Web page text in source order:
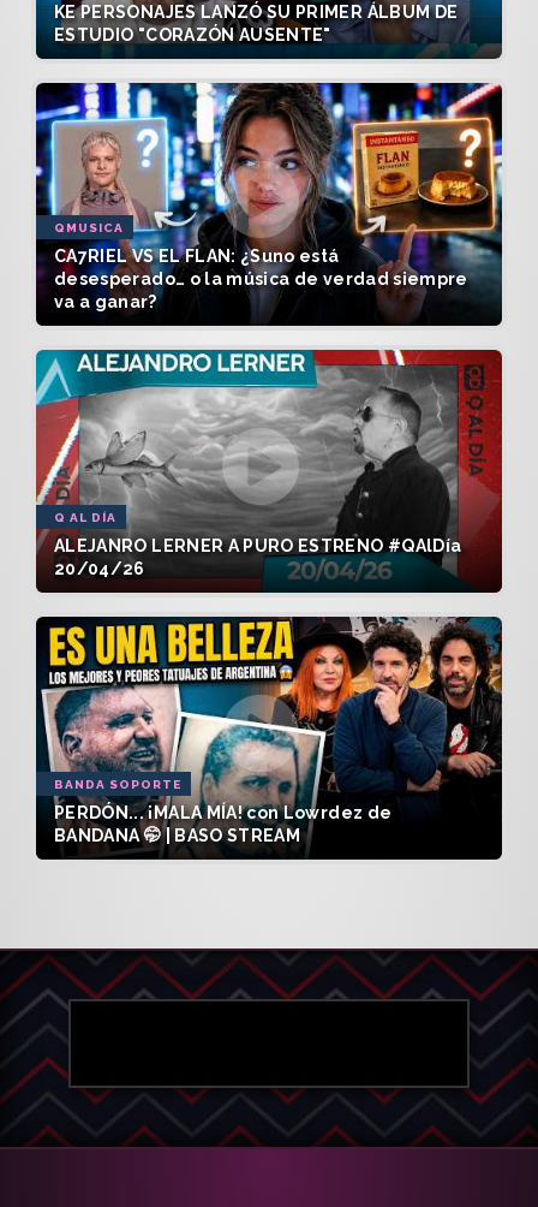
KE PERSONAJES LANZÓ SU PRIMER ÁLBUM DE
ESTUDIO "CORAZÓN AUSENTE"
QMUSICA
CA7RIEL VS EL FLAN: ¿Suno está
desesperado… o la música de verdad siempre
va a ganar?
Q AL DÍA
ALEJANRO LERNER A PURO ESTRENO #QAlDía
20/04/26
BANDA SOPORTE
PERDÓN... ¡MALA MÍA! con Lowrdez de
BANDANA 🤭 | BASO STREAM